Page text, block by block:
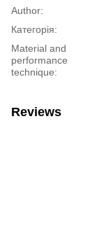
Author:
Категорія:
Material and
performance
technique:
Reviews